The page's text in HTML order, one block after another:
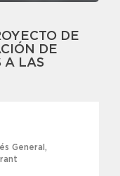
DE
DE
A LAS
General ,